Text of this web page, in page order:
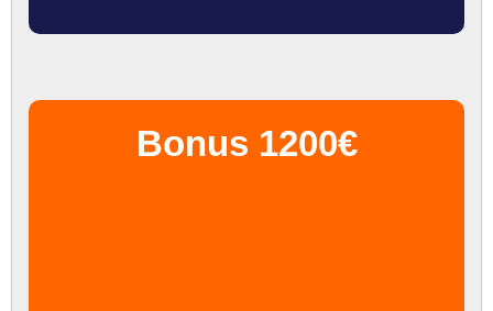
Bonus 1200€